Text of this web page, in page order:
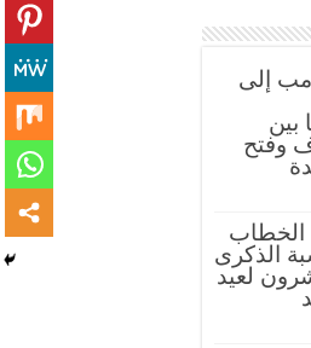
إلى
بين
وفتح
الخطاب
الذكرى
لعيد